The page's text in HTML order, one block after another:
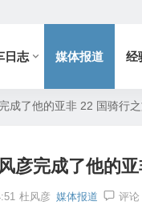
日志 媒体报道 经
成了他的亚非 22 国骑行
彦完成了他的
杜风彦 媒体报道 评论